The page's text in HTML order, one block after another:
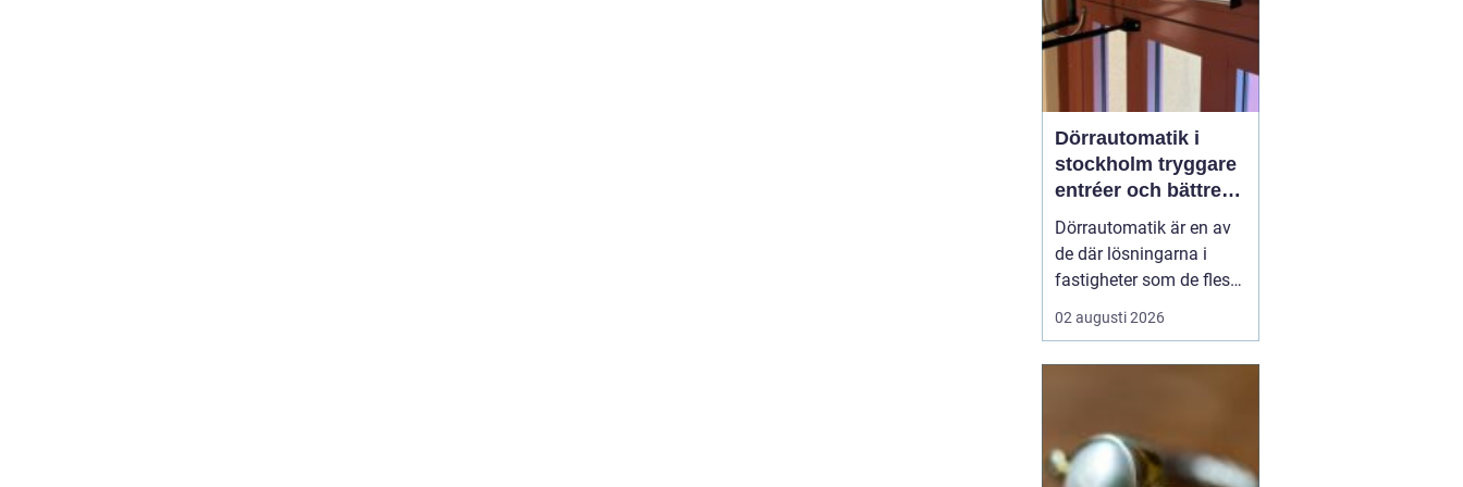
Dörrautomatik i
stockholm tryggare
entréer och bättre
tillgänglighet
Dörrautomatik är en av
de där lösningarna i
fastigheter som de flesta
tar för given tills den
saknas eller slutar
dörrar vardagen enklare,
särskilt för personer med
02 augusti 2026